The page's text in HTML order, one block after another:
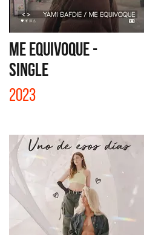
ME EQUIVOQUE -
SINGLE
2023